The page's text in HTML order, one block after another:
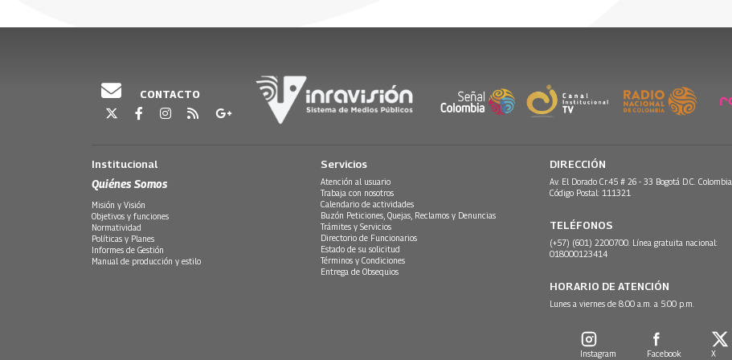
La Casa Museo del Pescador, revive desde las cacimbas, hasta las casas de
sistema de guía pesquera.
CONTACTO
Institucional
Quiénes Somos
Misión y Visión
Objetivos y funciones
Normatividad
Políticas y Planes
Informes de Gestión
Manual de producción y estilo
Servicios
Atención al usuario
Trabaja con nosotros
Calendario de actividades
Buzón Peticiones, Quejas, Reclamos y Denuncias
Trámites y Servicios
Directorio de Funcionarios
Estado de su solicitud
Términos y Condiciones
Entrega de Obsequios
DIRECCIÓN
Av. El Dorado Cr.45 # 26 - 33 Bogotá D.C. Colombia.
Código Postal: 111321
TELÉFONOS
(+57) (601) 2200700. Línea gratuita nacional:
018000123414
HORARIO DE ATENCIÓN
Lunes a viernes de 8:00 a.m. a 5:00 p.m.
Instagram Facebook X